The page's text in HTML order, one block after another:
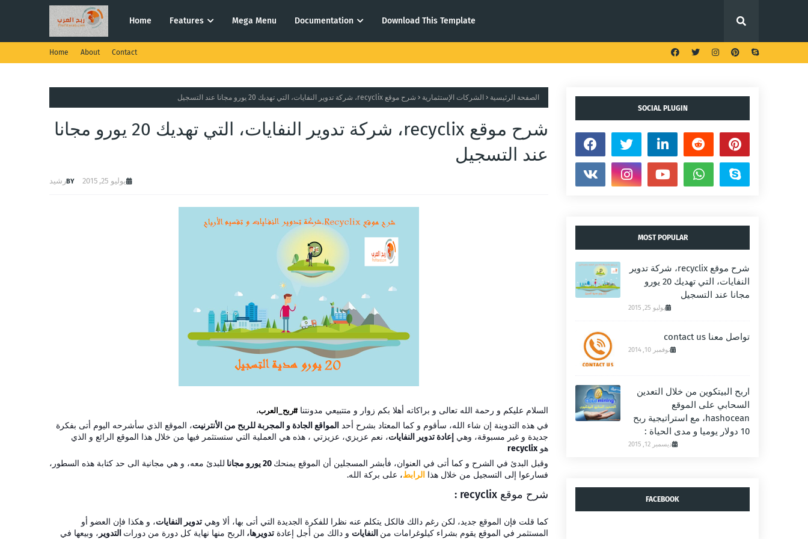
Home Features Mega Menu Documentation Download This Template
Home About Contact
الصفحة الرئيسية الشركات الإستثمارية شرح موقع recyclix، شركة تدوير النفايات، التي تهديك 20 يورو مجانا عند التسجيل
شرح موقع recyclix، شركة تدوير النفايات، التي تهديك 20 يورو مجانا
عند التسجيل
رشيد يوليو 25, 2015
السلام عليكم و رحمة الله تعالى و براكاته أهلا بكم زوار و متتبيعي مدونتنا #ربح_العرب،
في هذه التدوينة إن شاء الله، سأقوم و كما المعتاد بشرح أحد المواقع الجادة و المجربة للربح من الأنترنيت، الموقع الذي سأشرحه اليوم أتى بفكرة
جديدة و غير مسبوقة، وهي إعادة تدوير النفايات، نعم عزيزي، عزيزتي ، هذه هي العملية التي ستستثمر فيها من خلال هذا الموقع الرائع و الذي
هو recyclix
وقبل البدئ في الشرح و كما أتى في العنوان، فأبشر المسجلين أن الموقع يمنحك
مجانا للبدئ معه، و هي مجانية الى حد كتابة هذه السطور،
فسارعوا إلى التسجيل من خلال هذا الرابط، على بركة الله.
شرح موقع recyclix :
كما قلت فإن الموقع جديد، لكن رغم دالك فالكل يتكلم عنه نظرا للفكرة الجديدة التي أتى بها، ألا وهي تدوير النفايات، و هكذا فإن العضو أو
المستثمر في الموقع يقوم بشراء كيلوغرامات من النفايات و دالك من أجل إعادة تدويرها، الربح منها نهاية كل دورة من دورات التدوير ، وبيعها في
SOCIAL PLUGIN
MOST POPULAR
شرح موقع recyclix، شركة تدوير
النفايات، التي تهديك 20 يورو
مجانا عند التسجيل
يوليو 25, 2015
تواصل معنا contact us
نوفمبر 10, 2014
اربح البيتكوين من خلال التعدين
السحابي على الموقع
hashocean، مع استراتيجية ربح
10 دولار يوميا و مدى الحياة :
ديسمبر 12, 2015
FACEBOOK